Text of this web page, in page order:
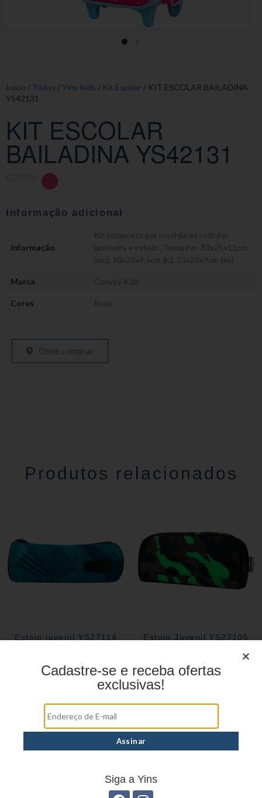
Início / Todos /Yins Kids / Kit Escolar / KIT ESCOLAR BAILADINA
YS42131
KIT ESCOLAR
BAILADINA YS42131
Informação adicional
Informação
Kit composto por mochila de rodinha,
lancheira e estojo.
Tamanho: 33x25x11cm
(mc), 10x22x4,5cm (lc), 23x22x9cm (es)
Marca Convoy Kids
Cores Rosa
Onde comprar
Produtos relacionados
Estojo juvenil YS27114 Estojo Juvenil YS27105
Cadastre-se e receba ofertas
exclusivas!
Siga a Yins